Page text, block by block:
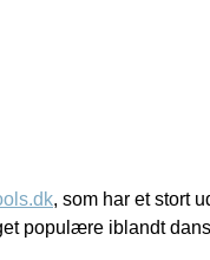
, som har et stort
populære iblandt